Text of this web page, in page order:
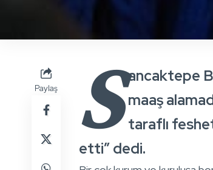
Paylaş S ancaktepe
maaş
taraflı
etti” dedi.